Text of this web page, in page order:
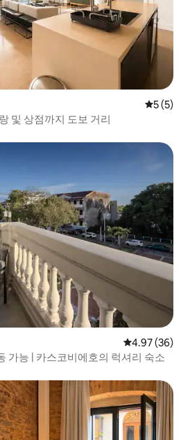
평점 5점
5 (5)
및 상점까지 도보 거리
평점 4.97점(5
4.97 (36)
가능 | 카스코비에호의 럭셔리 숙소